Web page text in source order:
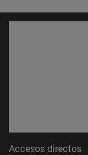
Accesos directos